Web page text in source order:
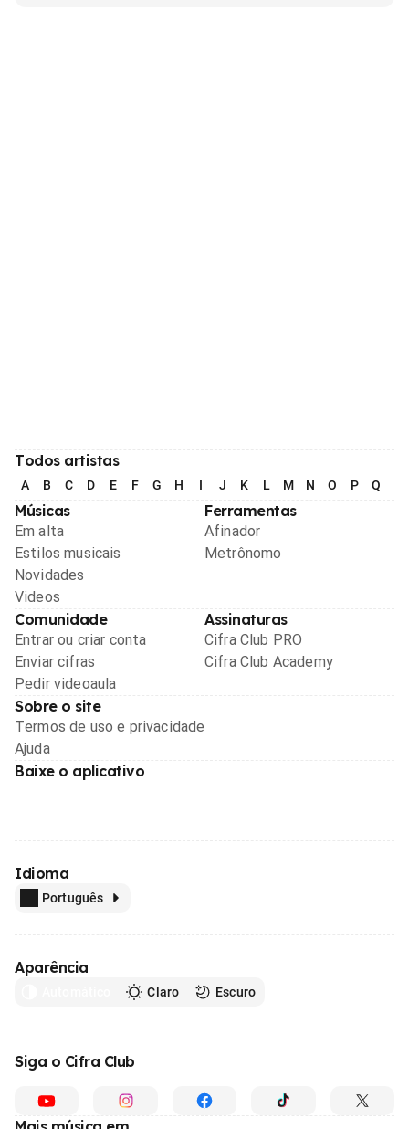
Todos artistas
A B C D E F G H I J K L M N O P Q
Músicas
Em alta
Estilos musicais
Novidades
Videos
Ferramentas
Afinador
Metrônomo
Comunidade
Entrar ou criar conta
Enviar cifras
Pedir videoaula
Assinaturas
Cifra Club PRO
Cifra Club Academy
Sobre o site
Termos de uso e privacidade
Ajuda
Baixe o aplicativo
Idioma
Português
Aparência
Claro Escuro
Siga o Cifra Club